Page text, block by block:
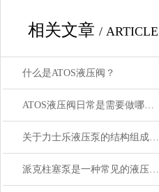
相关文章 / ARTICLE
什么是ATOS液压阀？
ATOS液压阀日常是需要做哪些“体检”
关于力士乐液压泵的结构组成你知道么
派克柱塞泵是一种常见的液压传动设备